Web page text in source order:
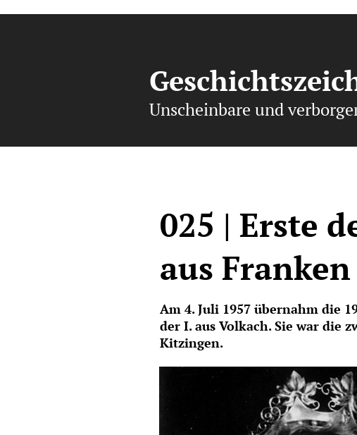
025 | Erste
aus Franken
Unscheinbare und
Am 4. Juli 1957 übernahm die
der I. aus Volkach. Sie war die
Kitzingen.